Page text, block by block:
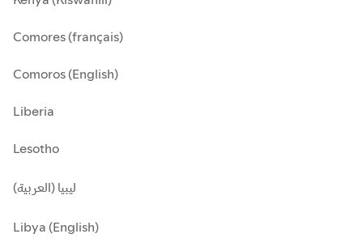
Comores (français)
Comoros (English)
Liberia
Lesotho
ليبيا (العربية)
Libya (English)